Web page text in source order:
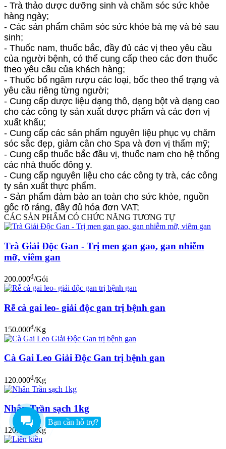
- Trà thảo dược dưỡng sinh và chăm sóc sức khỏe
hàng ngày;
- Các sản phẩm chăm sóc sức khỏe bà mẹ và bé sau
sinh;
- Thuốc nam, thuốc bắc, đầy đủ các vị theo yêu cầu
của người bệnh, có thể cung cấp theo các đơn thuốc
theo yêu cầu của khách hàng;
- Thuốc bổ ngâm rượu các loại, bốc theo thể trạng và
yêu cầu riêng từng người;
- Cung cấp dược liệu dạng thô, dạng bột và dạng cao
cho các công ty sản xuất dược phẩm và các đơn vị
xuất khẩu;
- Cung cấp các sản phẩm nguyên liệu phục vụ chăm
sóc sắc đẹp, giảm cân cho Spa và đơn vị thẩm mỹ;
- Cung cấp thuốc bắc đầu vị, thuốc nam cho hệ thống
các nhà thuốc đông y.
- Cung cấp nguyên liệu cho các công ty trà, các công
ty sản xuất thực phẩm.
- Sản phẩm đảm bảo an toàn cho sức khỏe, nguồn
gốc rõ ráng, đầy đủ hóa đơn VAT;
CÁC SẢN PHẨM CÓ CHỨC NĂNG TƯƠNG TỰ
Trà Giải Độc Gan - Trị men gan gao, gan nhiễm
mỡ, viêm gan
200.000đ/Gói
Rễ cà gai leo- giải độc gan trị bệnh gan
150.000đ/Kg
Cà Gai Leo Giải Độc Gan trị bệnh gan
120.000đ/Kg
Nhân Trần sạch 1kg
120.000 đ /Kg
Bạn cần hỗ trợ?